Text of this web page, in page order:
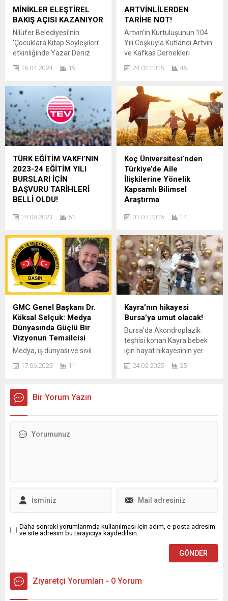
MİNİKLER ELEŞTİREL
BAKIŞ AÇISI KAZANIYOR
Nilüfer Belediyesi’nin
‘Çocuklara Kitap Söyleşileri’
etkinliğinde Yazar Deniz
Alter, anaokulu öğrencileri
ile bir araya geldi. ‘Hayaller
isimli kitabından kesitler
okuyan yazar, çocuklarla
söyleşi gerçekleştirdi. Nilüfer
Belediyesi’nin, çocuklara
kitap okuma alışkanlığı
kazandırmanın yanı sıra
yazarlarla tanışmalarına
imkan sağlayan ‘Çocuklara
Kitap Söyleşileri’ isimli
etkinlik, Nazım Hikmet
Kültürevi’nde
16.04.2024 19
ARTVİNLİLERDEN
TARİHE NOT!
Artvin’in Kurtuluşunun 104.
Yılı Coşkuyla Kutlandı Artvin
ve Kafkas Dernekleri
Federasyonu, Artvin’in
düşman işgalinden
etkinliklerini muazzam bir
organizasyonla kutladı. 3
Ocak’ta startı verilen
etkinlikler, federasyon
başkanı Özgür Gümüş ve
komisyon başkanı Erdinç
Altun öncülüğünde,
federasyona bağlı 51
dernek, STK ve SİAD’ların
katkılarıyla gerçekleştirildi.
Naim Süleymanoğlu Spor
Kompleksi’nde...
24.02.2025 46
TÜRK EĞİTİM VAKFI’NIN
2023-24 EĞİTİM YILI
BURSLARI İÇİN
BAŞVURU TARİHLERİ
BELLİ OLDU!
eşitliği için çalışan Türk
24 akademik yılı bursları için
başvuru başlangıç ve bitiş
tarihleri belli oldu! Başarılı ve
maddi desteğe ihtiyacı olan
meslek lisesi, üniversite,
yüksek lisans ve doktora
öğrencilerine verdiği
destekleri çoğaltarak
sürdüren TEV, bir önceki yıla
göre burs tutarlarını %100’e
yakın...
24.08.2023 52
Koç Üniversitesi’nden
Türkiye’de Aile
İlişkilerine Yönelik
Kapsamlı Bilimsel
Araştırma
Türkiye Genelinde Önemli
Babanızla İlişkiniz Bilime Işık
Tutabilir Yetişkin çocuklar ile
ebeveynler arasındaki
yakınlık, uzaklaşma ve
küslük ilk kez bu kapsamda
araştırılıyor İSTANBUL –
Türkiye’de aile yapısını,
ebeveynlerle yetişkin
çocuklar arasındaki ilişkileri
ve aile içi iletişim
dinamiklerini bilimsel
verilerle ortaya koymayı
hedefleyen dikkat çekici...
01.07.2026 14
GMC Genel Başkanı Dr.
Köksal Selçuk: Medya
Dünyasında Güçlü Bir
Vizyonun Temsilcisi
Medya, iş dünyası ve sivil
toplum alanlarında derin bir
iz bırakan Dr. Köksal Selçuk,
Antalya’da yapılan kongrede
GMC (Gazeteciler ve
seçildi. 1967 yılında Konya
17.06.2025 11
Kayra’nın hikayesi
Bursa’ya umut olacak!
Bursa’da Akondroplazik
teşhisi konan Kayra bebek
için hayat hikayesinin yer
aldığı ve ailesi tarafından
yazılan “Ben Kayra” isimli
24.02.2025 25
Bir Yorum Yazın
Daha sonraki yorumlarımda kullanılması için adım, e-posta adresim
ve site adresim bu tarayıcıya kaydedilsin.
Ziyaretçi Yorumları - 0 Yorum